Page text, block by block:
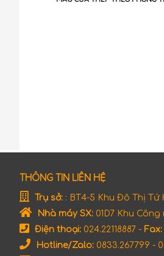
THÔNG TIN LIÊN HỆ
Trụ sở: : BT4-5 Khu Đô Thị Tứ
Nhà máy SX: 01D7 Khu
Điện thoại: 024.22118887 - Fax:
Hotline/Zalo: 0833.267799 -